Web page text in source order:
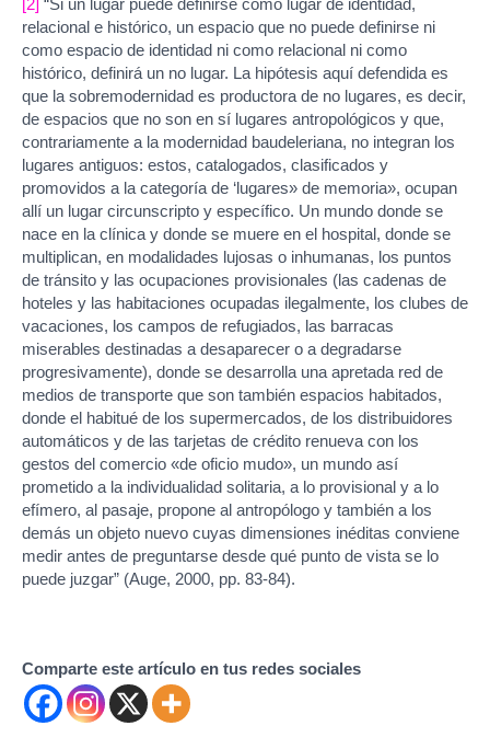
[2] “Si un lugar puede definirse como lugar de identidad,
relacional e histórico, un espacio que no puede definirse ni
como espacio de identidad ni como relacional ni como
histórico, definirá un no lugar. La hipótesis aquí defendida es
que la sobremodernidad es productora de no lugares, es decir,
de espacios que no son en sí lugares antropológicos y que,
contrariamente a la modernidad baudeleriana, no integran los
lugares antiguos: estos, catalogados, clasificados y
promovidos a la categoría de ‘lugares» de memoria», ocupan
allí un lugar circunscripto y específico. Un mundo donde se
nace en la clínica y donde se muere en el hospital, donde se
multiplican, en modalidades lujosas o inhumanas, los puntos
de tránsito y las ocupaciones provisionales (las cadenas de
hoteles y las habitaciones ocupadas ilegalmente, los clubes de
vacaciones, los campos de refugiados, las barracas
miserables destinadas a desaparecer o a degradarse
progresivamente), donde se desarrolla una apretada red de
medios de transporte que son también espacios habitados,
donde el habitué de los supermercados, de los distribuidores
automáticos y de las tarjetas de crédito renueva con los
gestos del comercio «de oficio mudo», un mundo así
prometido a la individualidad solitaria, a lo provisional y a lo
efímero, al pasaje, propone al antropólogo y también a los
demás un objeto nuevo cuyas dimensiones inéditas conviene
medir antes de preguntarse desde qué punto de vista se lo
puede juzgar” (Auge, 2000, pp. 83-84).
Comparte este artículo en tus redes sociales